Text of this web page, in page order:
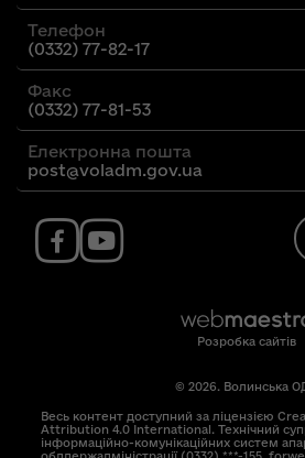
Телефон
(0332) 77-82-17
Факс
(0332) 77-81-53
Електронна пошта
post@voladm.gov.ua
Розробка сайтів
© 2026. Волинська
Весь контент доступний за ліцензією
Attribution 4.0 International. Технічний
інформаційно-комунікаційних систем